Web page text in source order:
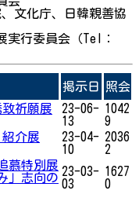
文化庁、日韓親善協
行委員会（Tel：
掲示日 照会
祈願展
23-06-
13
1042
9
介展
23-04-
10
2036
2
慕特別展
」志向の 23-03-
03
1627
0